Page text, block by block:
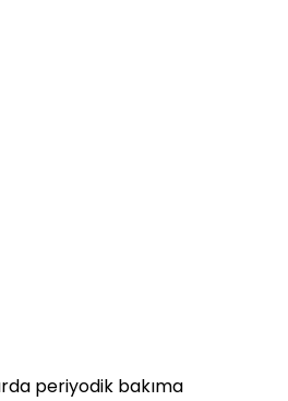
periyodik bakıma